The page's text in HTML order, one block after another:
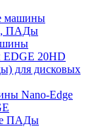
машины
ПАДы
EDGE 20HD
для дисковых
Nano-Edge
ПАДы